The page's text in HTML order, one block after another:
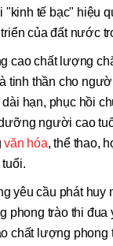
"kinh tế bạc" hiệu
của đất nước
cao chất lượng
tinh thần cho
dài hạn, phục hồi
người cao
văn hóa, thể thao,
yêu cầu phát huy
phong trào thi đua
chất lượng phong